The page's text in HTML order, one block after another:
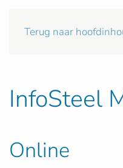
Terug naar
InfoSteel
Online